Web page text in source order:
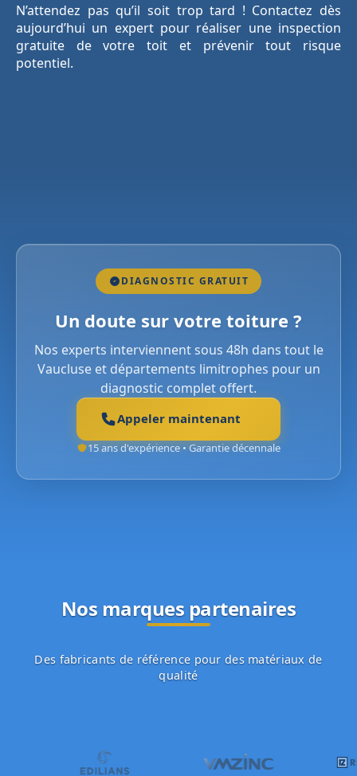
N’attendez pas qu’il soit trop tard ! Contactez dès
aujourd’hui un expert pour réaliser une inspection
gratuite de votre toit et prévenir tout risque
potentiel.
DIAGNOSTIC GRATUIT
Un doute sur votre toiture ?
Nos experts interviennent sous 48h dans tout le
Vaucluse et départements limitrophes pour un
diagnostic complet offert.
Appeler maintenant
15 ans d'expérience • Garantie décennale
Nos marques partenaires
Des fabricants de référence pour des matériaux de
qualité